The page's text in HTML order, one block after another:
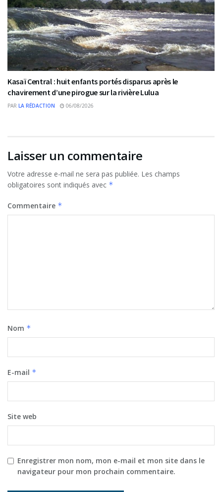
Kasaï Central : huit enfants portés disparus après le
chavirement d’une pirogue sur la rivière Lulua
PAR LA RÉDACTION 06/08/2026
Laisser un commentaire
Votre adresse e-mail ne sera pas publiée. Les champs
obligatoires sont indiqués avec *
Commentaire *
Nom *
E-mail *
Site web
Enregistrer mon nom, mon e-mail et mon site dans le
navigateur pour mon prochain commentaire.